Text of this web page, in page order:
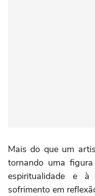
Mais do que um
tornando uma
espiritualidade e à
sofrimento em